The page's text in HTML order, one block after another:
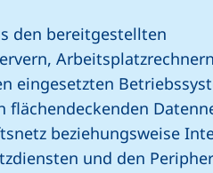
den bereitgestellten
eingesetzten
beziehungsweise
und den